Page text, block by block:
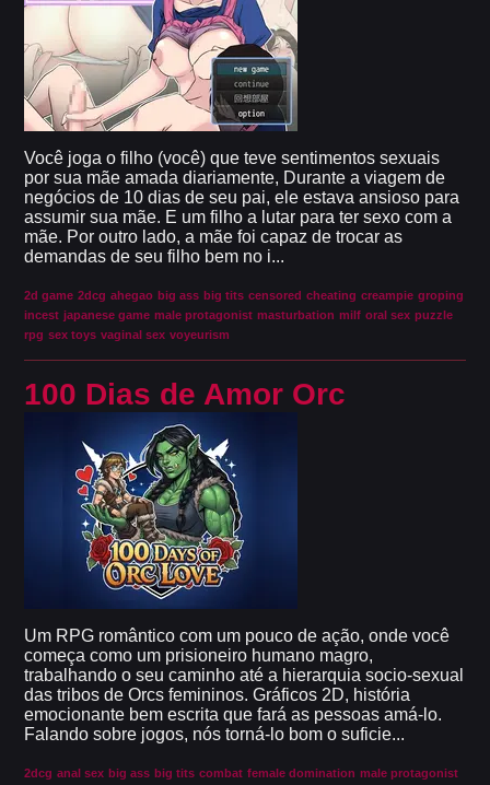
Você joga o filho (você) que teve sentimentos sexuais
por sua mãe amada diariamente, Durante a viagem de
negócios de 10 dias de seu pai, ele estava ansioso para
assumir sua mãe. E um filho a lutar para ter sexo com a
mãe. Por outro lado, a mãe foi capaz de trocar as
demandas de seu filho bem no i...
2d game 2dcg ahegao big ass big tits censored cheating creampie groping
incest japanese game male protagonist masturbation milf oral sex puzzle
rpg sex toys vaginal sex voyeurism
100 Dias de Amor Orc
Um RPG romântico com um pouco de ação, onde você
começa como um prisioneiro humano magro,
trabalhando o seu caminho até a hierarquia socio-sexual
das tribos de Orcs femininos. Gráficos 2D, história
emocionante bem escrita que fará as pessoas amá-lo.
Falando sobre jogos, nós torná-lo bom o suficie...
2dcg anal sex big ass big tits combat female domination male protagonist